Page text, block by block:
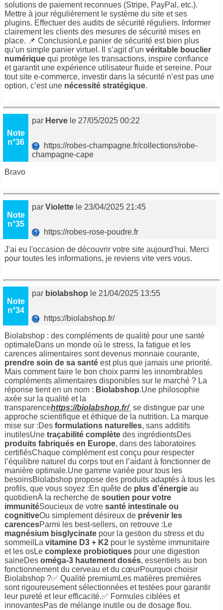
solutions de paiement reconnues (Stripe, PayPal, etc.).
Mettre à jour régulièrement le système du site et ses
plugins. Effectuer des audits de sécurité réguliers. Informer
clairement les clients des mesures de sécurité mises en
place. 📌 ConclusionLe panier de sécurité est bien plus
qu’un simple panier virtuel. Il s’agit d’unvéritable bouclier
numérique qui protège les transactions, inspire confiance
et garantit une expérience utilisateur fluide et sereine. Pour
tout site e-commerce, investir dans la sécurité n’est pas une
option, c’est une nécessité stratégique.
Note
n°36
par Herve le 27/05/2025 00:22
https://robes-champagne.fr/collections/robe-
champagne-cape
Bravo
Note
n°35
parViolette le 23/04/2025 21:45
https://robes-rose-poudre.fr
J'ai eu l'occasion de découvrir votre site aujourd'hui. Merci
pour toutes les informations, je reviens vite vers vous.
Note
n°34
par biolabshop le 21/04/2025 13:55
https://biolabshop.fr/
Biolabshop : des compléments de qualité pour une santé
optimaleDans un monde où le stress, la fatigue et les
carences alimentaires sont devenus monnaie courante,
prendre soin de sa santé est plus que jamais une priorité.
Mais comment faire le bon choix parmi les innombrables
compléments alimentaires disponibles sur le marché ? La
réponse tient en un nom : Biolabshop.Une philosophie
axée sur la qualité et la
transparencehttps://biolabshop.fr/ se distingue par une
approche scientifique et éthique de la nutrition. La marque
mise sur :Desformulations naturelles, sans additifs
inutilesUnetraçabilité complète des ingrédientsDes
produits fabriqués en Europe, dans des laboratoires
certifiésChaque complément est conçu pour respecter
l’équilibre naturel du corps tout en l’aidant à fonctionner de
manière optimale.Une gamme variée pour tous les
besoinsBiolabshop propose des produits adaptés à tous les
profils, que vous soyez :En quête de plus d’énergie au
quotidienÀ la recherche desoutien pour votre
immunitéSoucieux de votresanté intestinale ou
cognitiveOu simplement désireux de prévenir les
carencesParmi les best-sellers, on retrouve :Le
magnésium bisglycinate pour la gestion du stress et du
sommeilLavitamine D3 + K2 pour le système immunitaire
et les osLecomplexe probiotiques pour une digestion
saineDesoméga-3 hautement dosés, essentiels au bon
fonctionnement du cerveau et du cœurPourquoi choisir
Biolabshop ?✅ Qualité premiumLes matières premières
sont rigoureusement sélectionnées et testées pour garantir
leur pureté et leur efficacité.✅ Formules ciblées et
innovantesPas de mélange inutile ou de dosage flou.